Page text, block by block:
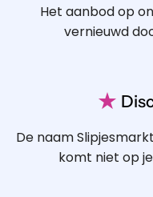
Het aanbod op
vernieuwd
★
De naam
komt niet op